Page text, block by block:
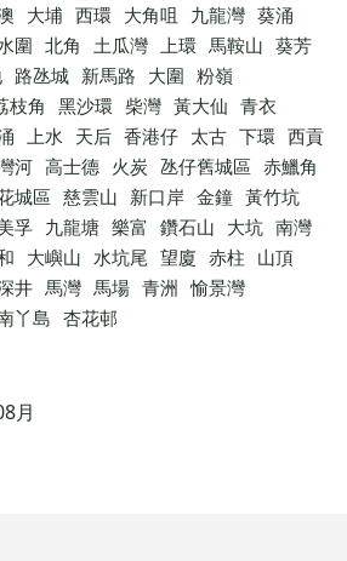
大埔 西環 大角咀 九龍灣 葵涌
圍 北角 土瓜灣 上環 馬鞍山 葵芳
路氹城 新馬路 大圍 粉嶺
枝角 黑沙環 柴灣 黃大仙 青衣
上水 天后 香港仔 太古 下環 西貢
河 高士德 火炭 氹仔舊城區 赤鱲角
城區 慈雲山 新口岸 金鐘 黃竹坑
孚 九龍塘 樂富 鑽石山 大坑 南灣
大嶼山 水坑尾 望廈 赤柱 山頂
井 馬灣 馬場 青洲 愉景灣
丫島 杏花邨
月